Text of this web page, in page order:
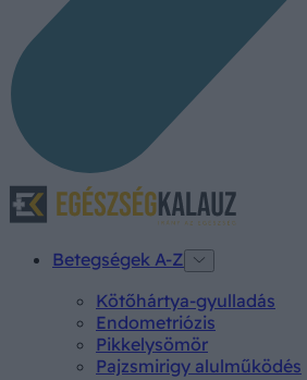
Betegségek A-Z
Kötőhártya-gyulladás
Endometriózis
Pikkelysömör
Pajzsmirigy alulműködés